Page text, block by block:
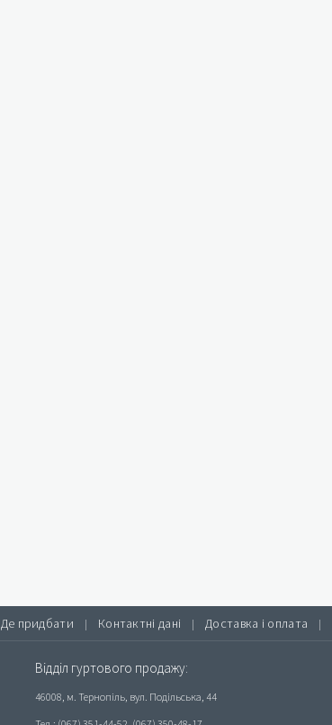
Де придбати | Контактні дані | Доставка і оплата |
Відділ гуртового продажу:
46008, м. Тернопіль, вул. Подільська, 44